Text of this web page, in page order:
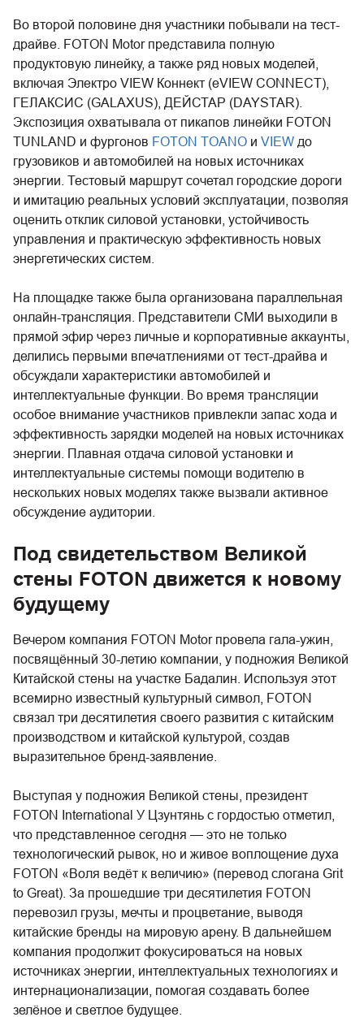
Во второй половине дня участники побывали на тест-
драйве. FOTON Motor представила полную
продуктовую линейку, а также ряд новых моделей,
включая Электро VIEW Коннект (eVIEW CONNECT),
ГЕЛАКСИС (GALAXUS), ДЕЙСТАР (DAYSTAR).
Экспозиция охватывала от пикапов линейки FOTON
TUNLAND и фургонов FOTON TOANO и VIEW до
грузовиков и автомобилей на новых источниках
энергии. Тестовый маршрут сочетал городские дороги
и имитацию реальных условий эксплуатации, позволяя
оценить отклик силовой установки, устойчивость
управления и практическую эффективность новых
энергетических систем.
На площадке также была организована параллельная
онлайн-трансляция. Представители СМИ выходили в
прямой эфир через личные и корпоративные аккаунты,
делились первыми впечатлениями от тест-драйва и
обсуждали характеристики автомобилей и
интеллектуальные функции. Во время трансляции
особое внимание участников привлекли запас хода и
эффективность зарядки моделей на новых источниках
энергии. Плавная отдача силовой установки и
интеллектуальные системы помощи водителю в
нескольких новых моделях также вызвали активное
обсуждение аудитории.
Под свидетельством Великой
стены FOTON движется к новому
будущему
Вечером компания FOTON Motor провела гала-ужин,
посвящённый 30-летию компании, у подножия Великой
Китайской стены на участке Бадалин. Используя этот
всемирно известный культурный символ, FOTON
связал три десятилетия своего развития с китайским
производством и китайской культурой, создав
выразительное бренд-заявление.
Выступая у подножия Великой стены, президент
FOTON International У Цзунтянь с гордостью отметил,
что представленное сегодня — это не только
технологический рывок, но и живое воплощение духа
FOTON «Воля ведёт к величию» (перевод слогана Grit
to Great). За прошедшие три десятилетия FOTON
перевозил грузы, мечты и процветание, выводя
китайские бренды на мировую арену. В дальнейшем
компания продолжит фокусироваться на новых
источниках энергии, интеллектуальных технологиях и
интернационализации, помогая создавать более
зелёное и светлое будущее.